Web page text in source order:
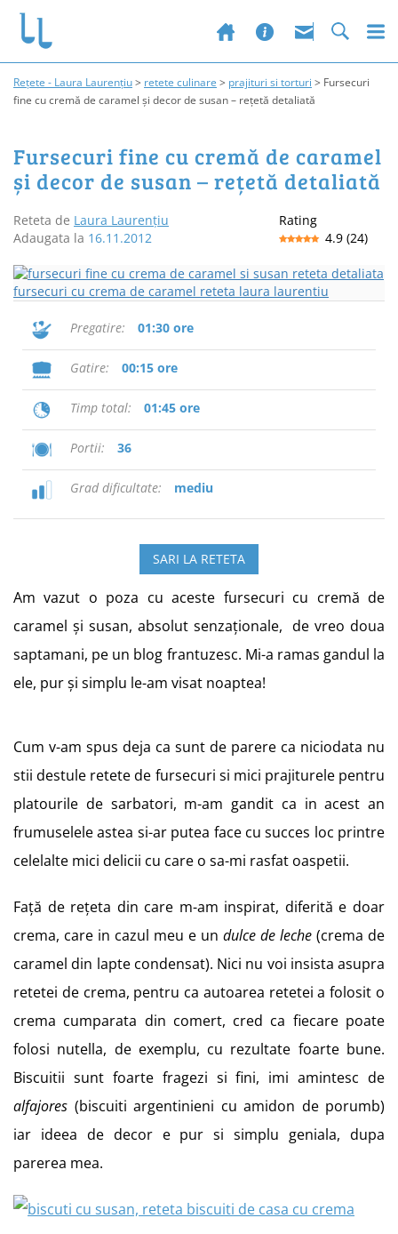
Rețete - Laura Laurențiu> retete culinare > prajituri si torturi > Fursecuri
fine cu cremă de caramel și decor de susan – rețetă detaliată
Fursecuri fine cu cremă de caramel
și decor de susan – rețetă detaliată
Reteta de Laura Laurențiu
Adaugata la 16.11.2012
Rating
4.9 (24)
Pregatire 01:30 ore
Gatire 00:15 ore
Timp total 01:45 ore
Portii 36
Grad dificultate mediu
SARI LA RETETA
Am vazut o poza cu aceste fursecuri cu cremă de
caramel și susan, absolut senzaționale, de vreo doua
saptamani, pe un blog frantuzesc. Mi-a ramas gandul la
ele, pur și simplu le-am visat noaptea!
Cum v-am spus deja ca sunt de parere ca niciodata nu
stii destule retete de fursecuri si mici prajiturele pentru
platourile de sarbatori, m-am gandit ca in acest an
frumuselele astea si-ar putea face cu succes loc printre
celelalte mici delicii cu care o sa-mi rasfat oaspetii.
Față de rețeta din care m-am inspirat, diferită e doar
crema, care in cazul meu e un dulce de leche (crema de
caramel din lapte condensat). Nici nu voi insista asupra
retetei de crema, pentru ca autoarea retetei a folosit o
crema cumparata din comert, cred ca fiecare poate
folosi nutella, de exemplu, cu rezultate foarte bune.
Biscuitii sunt foarte fragezi si fini, imi amintesc de
alfajores (biscuiti argentinieni cu amidon de porumb)
iar ideea de decor e pur si simplu geniala, dupa
parerea mea.